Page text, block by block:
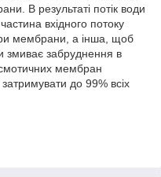
В результаті потік води
вхідного потоку
мембрани, а інша, щоб
змиває забруднення в
мембран
до 99% всіх